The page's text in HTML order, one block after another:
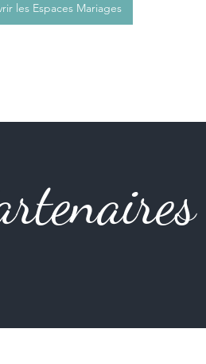
les Espaces Mariages